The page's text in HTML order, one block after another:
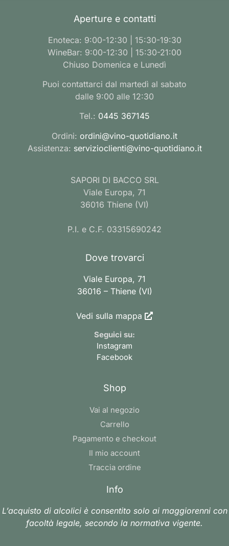
Aperture e contatti
Enoteca: 9:00-12:30 | 15:30-19:30
WineBar: 9:00-12:30 | 15:30-21:00
Chiuso Domenica e Lunedì
Puoi contattarci dal martedì al sabato
dalle 9:00 alle 12:30
Tel.: 0445 367145
Ordini: ordini@vino-quotidiano.it
Assistenza: servizioclienti@vino-quotidiano.it
SAPORI DI BACCO SRL
Viale Europa, 71
36016 Thiene (VI)
P.I. e C.F. 03315690242
Dove trovarci
Viale Europa, 71
36016 – Thiene (VI)
Vedi sulla mappa
Seguici su:
Instagram
Facebook
Shop
Vai al negozio
Carrello
Pagamento e checkout
Il mio account
Traccia ordine
Info
L’acquisto di alcolici è consentito solo ai maggiorenni con
facoltà legale, secondo la normativa vigente.